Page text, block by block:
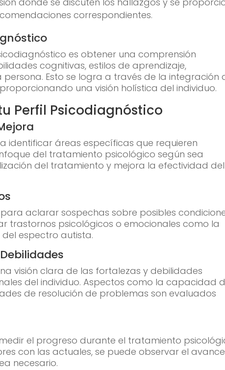
correspondientes.
es obtener una comprensión
cognitivas, estilos de aprendizaje,
Esto se logra a través de la integración
una visión holística del individuo.
Perfil Psicodiagnóstico
identificar áreas específicas que requieren
del tratamiento psicológico según sea
del tratamiento y mejora la efectividad del
aclarar sospechas sobre posibles
trastornos psicológicos o emocionales como la
espectro autista.
visión clara de las fortalezas y debilidades
del individuo. Aspectos como la capacidad
de resolución de problemas son evaluados
el progreso durante el tratamiento
con las actuales, se puede observar el
necesario.